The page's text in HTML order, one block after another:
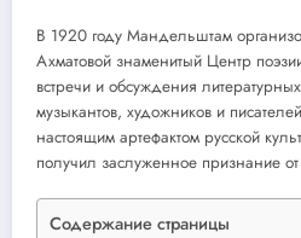
В 1920 году Мандельштам
Ахматовой знаменитый Центр
встречи и обсуждения литературных
музыкантов, художников и
настоящим артефактом русской
получил заслуженное признание от
Содержание страницы